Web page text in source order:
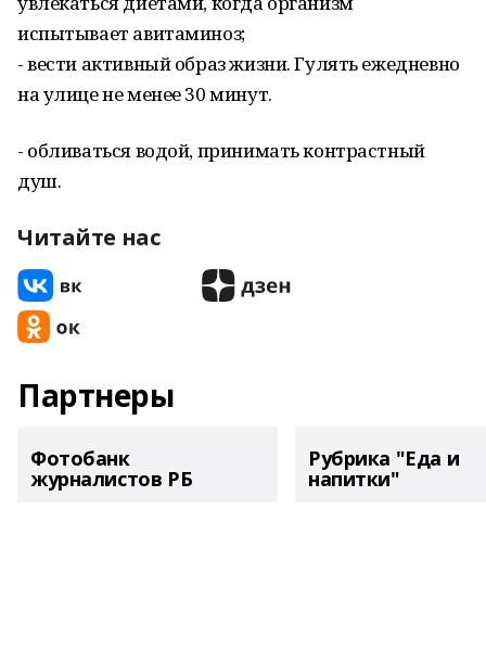
испытывает авитаминоз;
- вести активный образ жизни. Гулять ежедневно
на улице не менее 30 минут.
- обливаться водой, принимать контрастный
душ.
Читайте нас
Партнеры
Фотобанк
журналистов РБ
Рубрика "Еда и
напитки"